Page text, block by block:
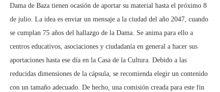
Dama de Baza tienen ocasión de aportar su material hasta el próximo 8
de julio. La idea es enviar un mensaje a la ciudad del año 2047, cuando
se cumplan 75 años del hallazgo de la Dama. Se anima para ello a
centros educativos, asociaciones y ciudadanía en general a hacer sus
aportaciones hasta ese día en la Casa de la Cultura. Debido a las
reducidas dimensiones de la cápsula, se recomienda elegir un contenido
con un tamaño adecuado. De hecho, una comisión creada para este fin